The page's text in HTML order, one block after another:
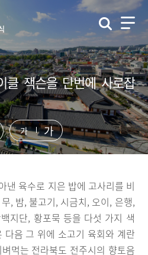
클 잭슨을 단번에 사로잡
가 가
낸 육수로 지은 밥에 고사리를 비
, 밤, 불고기, 시금치, 오이, 은행,
지단, 황포묵 등을 다섯 가지 색
다음 그 위에 소고기 육회와 계란
먹는 전라북도 전주시의 향토음